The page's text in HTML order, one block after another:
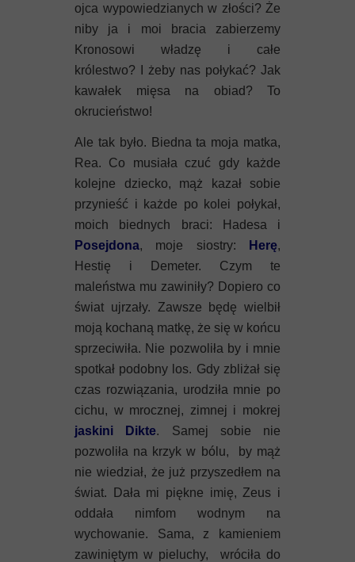
ojca wypowiedzianych w złości? Że
niby ja i moi bracia zabierzemy
Kronosowi władzę i całe
królestwo? I żeby nas połykać? Jak
kawałek mięsa na obiad? To
okrucieństwo!
Ale tak było. Biedna ta moja matka,
Rea. Co musiała czuć gdy każde
kolejne dziecko, mąż kazał sobie
przynieść i każde po kolei połykał,
moich biednych braci: Hadesa i
Posejdona, moje siostry: Herę,
Hestię i Demeter. Czym te
maleństwa mu zawiniły? Dopiero co
świat ujrzały. Zawsze będę wielbił
moją kochaną matkę, że się w końcu
sprzeciwiła. Nie pozwoliła by i mnie
spotkał podobny los. Gdy zbliżał się
czas rozwiązania, urodziła mnie po
cichu, w mrocznej, zimnej i mokrej
jaskini Dikte. Samej sobie nie
pozwoliła na krzyk w bólu, by mąż
nie wiedział, że już przyszedłem na
świat. Dała mi piękne imię, Zeus i
oddała nimfom wodnym na
wychowanie. Sama, z kamieniem
zawiniętym w pieluchy, wróciła do